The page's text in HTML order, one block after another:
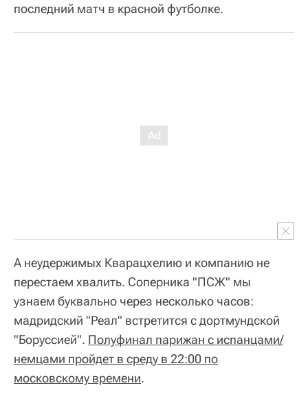
последний матч в красной футболке.
А неудержимых Кварацхелию и компанию не
перестаем хвалить. Соперника "ПСЖ" мы
узнаем буквально через несколько часов:
мадридский "Реал" встретится с дортмундской
"Боруссией". Полуфинал парижан с испанцами/
немцами пройдет в среду в 22:00 по
московскому времени.